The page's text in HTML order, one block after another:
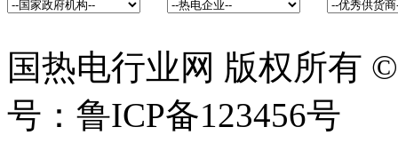
国热电行业网 版权所有
号：鲁ICP备123456号